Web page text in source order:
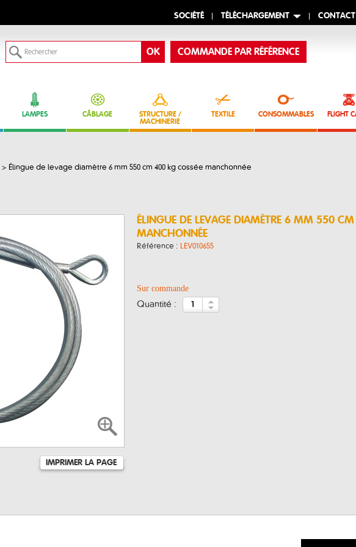
SOCIÉTÉ TÉLÉCHARGEMENT CONTACT
COMMANDE PAR RÉFÉRENCE
LAMPES CÂBLAGE
STRUCTURE /
MACHINERIE
TEXTILE CONSOMMABLES FLIGHT
> Élingue de levage diamètre 6 mm 550 cm 400 kg cossée manchonnée
IMPRIMER LA PAGE
ÉLINGUE DE LEVAGE DIAMÈTRE 6 MM 550
MANCHONNÉE
Référence : LEV010655
Sur commande
quantité :